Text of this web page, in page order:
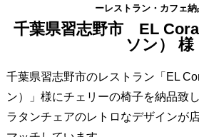
ーレストラン・カフェ
千葉県習志野市 EL
ソン） 様
千葉県習志野市のレストラン「EL
ン）」様にチェリーの椅子を納品致し
ラタンチェアのレトロなデザインが